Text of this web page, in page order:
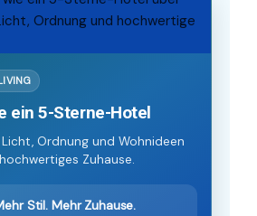
ein 5-Sterne-Hotel
Ordnung und Wohnideen
Zuhause.
Stil. Mehr Zuhause.